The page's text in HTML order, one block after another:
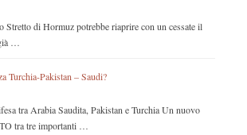
Stretto di Hormuz potrebbe riaprire con un cessate il
…
Turchia-Pakistan – Saudi?
tra Arabia Saudita, Pakistan e Turchia Un nuovo
tra tre importanti …